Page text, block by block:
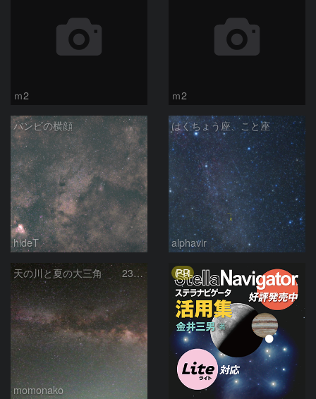
ｍ2 ｍ2
バンビの横顔
hideT
はくちょう座、こと座
alphavir
天の川と夏の大三角 230502
momonako
PR